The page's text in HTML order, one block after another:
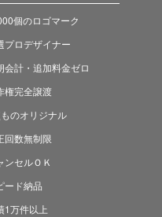
個のロゴマーク
プロデザイナー
会計・追加料金ゼロ
権完全譲渡
のオリジナル
回数無制限
ンセルＯＫ
ード納品
1万件以上